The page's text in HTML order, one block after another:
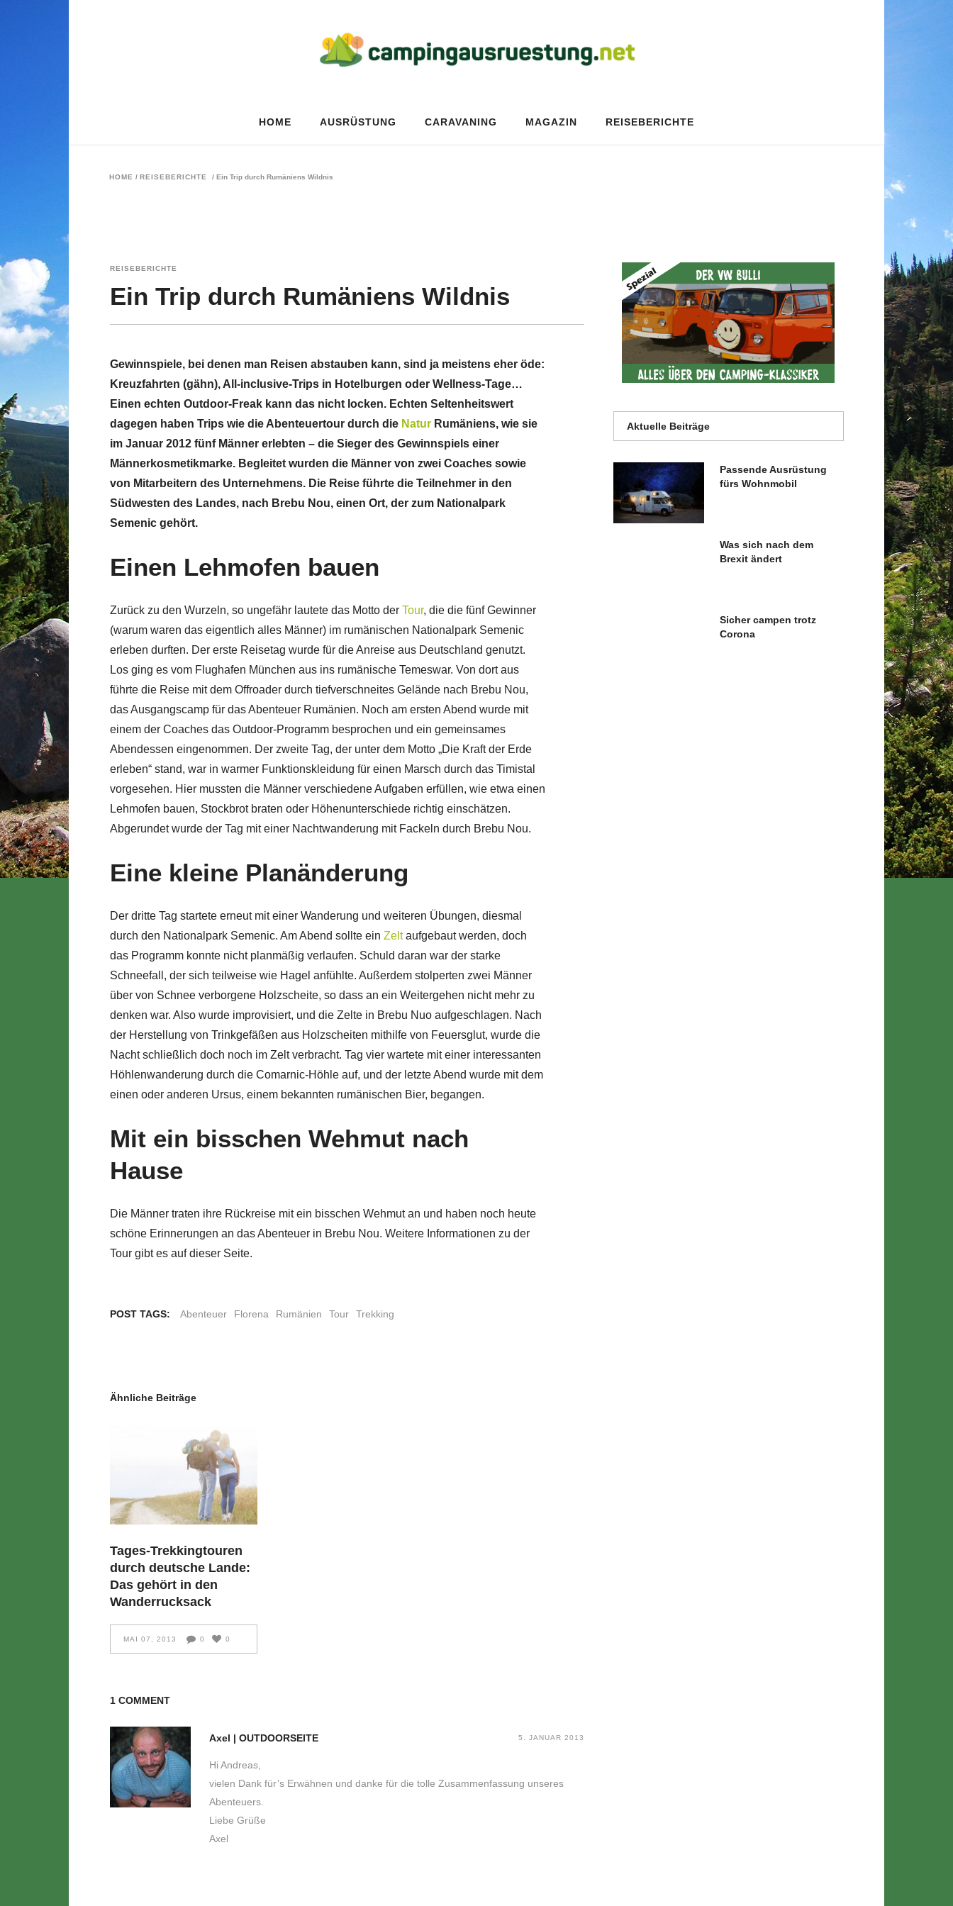
HOME AUSRÜSTUNG CARAVANING MAGAZIN REISEBERICHTE
HOME / REISEBERICHTE / Ein Trip durch Rumäniens Wildnis
REISEBERICHTE
Ein Trip durch Rumäniens Wildnis
Gewinnspiele, bei denen man Reisen abstauben kann, sind ja meistens eher öde:
Kreuzfahrten (gähn), All-inclusive-Trips in Hotelburgen oder Wellness-Tage…
Einen echten Outdoor-Freak kann das nicht locken. Echten Seltenheitswert
dagegen haben Trips wie die Abenteuertour durch die NaturRumäniens, wie sie
im Januar 2012 fünf Männer erlebten – die Sieger des Gewinnspiels einer
Männerkosmetikmarke. Begleitet wurden die Männer von zwei Coaches sowie
von Mitarbeitern des Unternehmens. Die Reise führte die Teilnehmer in den
Südwesten des Landes, nach Brebu Nou, einen Ort, der zum Nationalpark
Semenic gehört.
Einen Lehmofen bauen
Zurück zu den Wurzeln, so ungefähr lautete das Motto der Tour, die die fünf Gewinner
(warum waren das eigentlich alles Männer) im rumänischen Nationalpark Semenic
erleben durften. Der erste Reisetag wurde für die Anreise aus Deutschland genutzt.
Los ging es vom Flughafen München aus ins rumänische Temeswar. Von dort aus
führte die Reise mit dem Offroader durch tiefverschneites Gelände nach Brebu Nou,
das Ausgangscamp für das Abenteuer Rumänien. Noch am ersten Abend wurde mit
einem der Coaches das Outdoor-Programm besprochen und ein gemeinsames
Abendessen eingenommen. Der zweite Tag, der unter dem Motto „Die Kraft der Erde
erleben“ stand, war in warmer Funktionskleidung für einen Marsch durch das Timistal
vorgesehen. Hier mussten die Männer verschiedene Aufgaben erfüllen, wie etwa einen
Lehmofen bauen, Stockbrot braten oder Höhenunterschiede richtig einschätzen.
Abgerundet wurde der Tag mit einer Nachtwanderung mit Fackeln durch Brebu Nou.
Eine kleine Planänderung
Der dritte Tag startete erneut mit einer Wanderung und weiteren Übungen, diesmal
durch den Nationalpark Semenic. Am Abend sollte ein Zeltaufgebaut werden, doch
das Programm konnte nicht planmäßig verlaufen. Schuld daran war der starke
Schneefall, der sich teilweise wie Hagel anfühlte. Außerdem stolperten zwei Männer
über von Schnee verborgene Holzscheite, so dass an ein Weitergehen nicht mehr zu
denken war. Also wurde improvisiert, und die Zelte in Brebu Nuo aufgeschlagen. Nach
der Herstellung von Trinkgefäßen aus Holzscheiten mithilfe von Feuersglut, wurde die
Nacht schließlich doch noch im Zelt verbracht. Tag vier wartete mit einer interessanten
Höhlenwanderung durch die Comarnic-Höhle auf, und der letzte Abend wurde mit dem
einen oder anderen Ursus, einem bekannten rumänischen Bier, begangen.
Mit ein bisschen Wehmut nach
Hause
Die Männer traten ihre Rückreise mit ein bisschen Wehmut an und haben noch heute
schöne Erinnerungen an das Abenteuer in Brebu Nou. Weitere Informationen zu der
Tour gibt es auf dieser Seite.
POST TAGS: Abenteuer Florena Rumänien Tour Trekking
Ähnliche Beiträge
Tages-Trekkingtouren
durch deutsche Lande:
Das gehört in den
Wanderrucksack
MAI 07, 2013 0 0
1 COMMENT
Axel | OUTDOORSEITE 5. JANUAR 2013
Hi Andreas,
vielen Dank für’s Erwähnen und danke für die tolle Zusammenfassung unseres
Abenteuers.
Liebe Grüße
Axel
Aktuelle Beiträge
Passende Ausrüstung
fürs Wohnmobil
Was sich nach dem
Brexit ändert
Sicher campen trotz
Corona